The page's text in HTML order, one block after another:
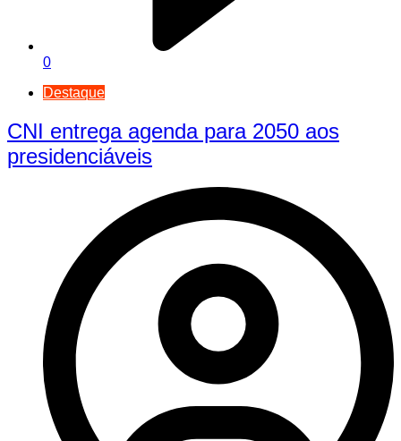
0
Destaque
CNI entrega agenda para 2050 aos
presidenciáveis